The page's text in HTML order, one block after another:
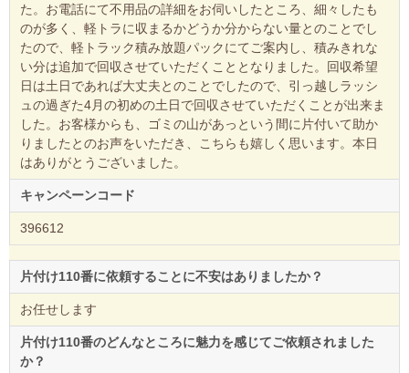
た。お電話にて不用品の詳細をお伺いしたところ、細々したも
のが多く、軽トラに収まるかどうか分からない量とのことでし
たので、軽トラック積み放題パックにてご案内し、積みきれな
い分は追加で回収させていただくこととなりました。回収希望
日は土日であれば大丈夫とのことでしたので、引っ越しラッシ
ュの過ぎた4月の初めの土日で回収させていただくことが出来ま
した。お客様からも、ゴミの山があっという間に片付いて助か
りましたとのお声をいただき、こちらも嬉しく思います。本日
はありがとうございました。
キャンペーンコード
396612
片付け110番に依頼することに不安はありましたか？
お任せします
片付け110番のどんなところに魅力を感じてご依頼されました
か？